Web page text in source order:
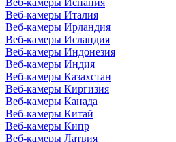
Веб-камеры Испания
Веб-камеры Италия
Веб-камеры Ирландия
Веб-камеры Исландия
Веб-камеры Индонезия
Веб-камеры Индия
Веб-камеры Казахстан
Веб-камеры Киргизия
Веб-камеры Канада
Веб-камеры Китай
Веб-камеры Кипр
Веб-камеры Латвия